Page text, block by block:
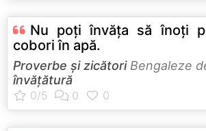
Nu poţi învăţa să înoţi
cobori în apă.
Proverbe și zicătoriBengaleze
învățătură